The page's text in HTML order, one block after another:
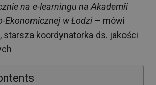
na e-learningu na Akademii
Ekonomicznej w Łodzi – mówi
starsza koordynatorka ds. jakości